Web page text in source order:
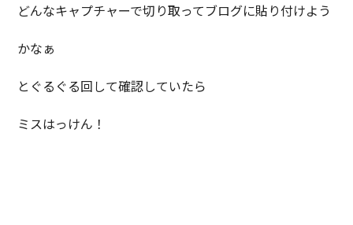
どんなキャプチャーで切り取ってブログに貼り付けよう
かなぁ
とぐるぐる回して確認していたら
ミスはっけん！